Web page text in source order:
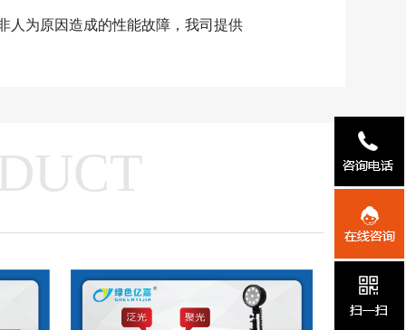
为原因造成的性能故障，我司提供